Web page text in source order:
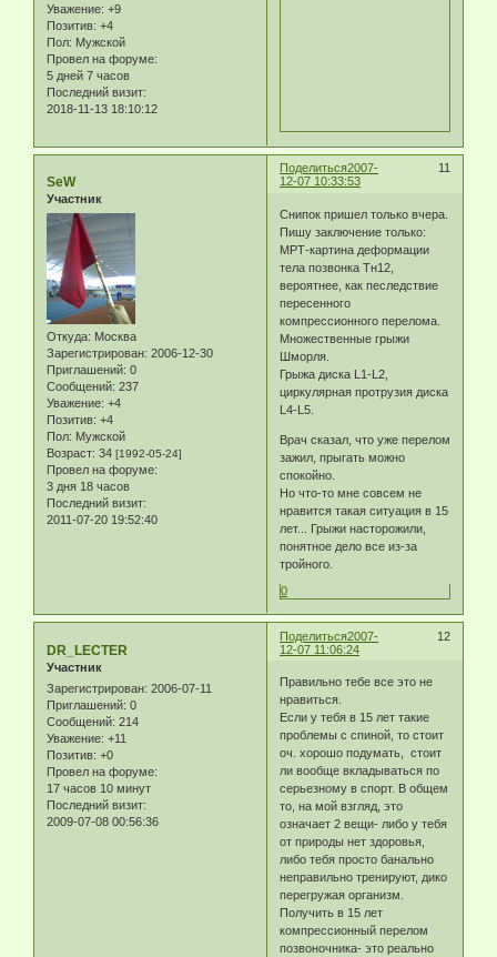
Уважение: +9
Позитив: +4
Пол: Мужской
Провел на форуме:
5 дней 7 часов
Последний визит:
2018-11-13 18:10:12
Поделиться 11
2007-
12-07 10:33:53
SeW
Участник
Откуда: Москва
Зарегистрирован: 2006-12-30
Приглашений: 0
Сообщений: 237
Уважение: +4
Позитив: +4
Пол: Мужской
Возраст: 34 [1992-05-24]
Провел на форуме:
3 дня 18 часов
Последний визит:
2011-07-20 19:52:40
Снипок пришел только вчера.
Пишу заключение только:
МРТ-картина деформации
тела позвонка Тн12,
вероятнее, как песледствие
пересенного
компрессионного перелома.
Множественные грыжи
Шморля.
Грыжа диска L1-L2,
циркулярная протрузия диска
L4-L5.
Врач сказал, что уже перелом
зажил, прыгать можно
спокойно.
Но что-то мне совсем не
нравится такая ситуация в 15
лет... Грыжи насторожили,
понятное дело все из-за
тройного.
0
Поделиться 12
2007-
12-07 11:06:24
DR_LECTER
Участник
Зарегистрирован: 2006-07-11
Приглашений: 0
Сообщений: 214
Уважение: +11
Позитив: +0
Провел на форуме:
17 часов 10 минут
Последний визит:
2009-07-08 00:56:36
Правильно тебе все это не
нравиться.
Если у тебя в 15 лет такие
проблемы с спиной, то стоит
оч. хорошо подумать, стоит
ли вообще вкладываться по
серьезному в спорт. В общем
то, на мой взгляд, это
означает 2 вещи- либо у тебя
от природы нет здоровья,
либо тебя просто банально
неправильно тренируют, дико
перегружая организм.
Получить в 15 лет
компрессионный перелом
позвоночника- это реально